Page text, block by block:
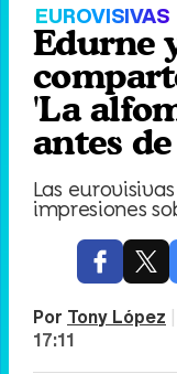
EUROVISIVAS
Edurne
'La
antes
Las
impresiones
Por Tony López |
17:11